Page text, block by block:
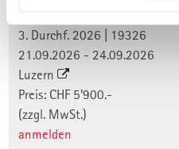
3. Durchf. 2026 | 19326
21.09.2026 - 24.09.2026
Luzern
Preis: CHF 5'900.-
(zzgl. MwSt.)
anmelden